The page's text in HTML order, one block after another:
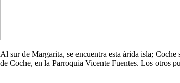
Al sur de Margarita, se encuentra esta árida isla;
de Coche, en la Parroquia Vicente Fuentes. Los otros